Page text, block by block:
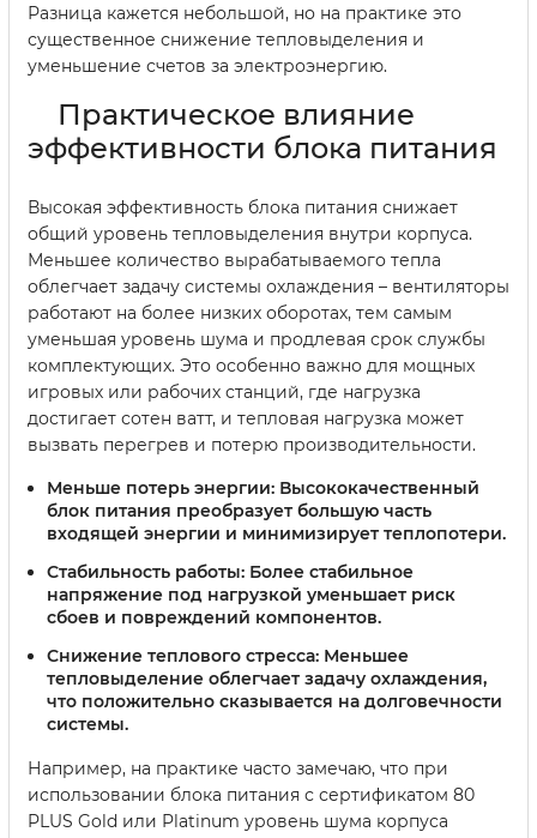
Разница кажется небольшой, но на практике это
существенное снижение тепловыделения и
уменьшение счетов за электроэнергию.
Практическое влияние
эффективности блока питания
Высокая эффективность блока питания снижает
общий уровень тепловыделения внутри корпуса.
Меньшее количество вырабатываемого тепла
облегчает задачу системы охлаждения – вентиляторы
работают на более низких оборотах, тем самым
уменьшая уровень шума и продлевая срок службы
комплектующих. Это особенно важно для мощных
игровых или рабочих станций, где нагрузка
достигает сотен ватт, и тепловая нагрузка может
вызвать перегрев и потерю производительности.
Меньше потерь энергии: Высококачественный
блок питания преобразует большую часть
входящей энергии и минимизирует теплопотери.
Стабильность работы: Более стабильное
напряжение под нагрузкой уменьшает риск
сбоев и повреждений компонентов.
Снижение теплового стресса: Меньшее
тепловыделение облегчает задачу охлаждения,
что положительно сказывается на долговечности
системы.
Например, на практике часто замечаю, что при
использовании блока питания с сертификатом 80
PLUS Gold или Platinum уровень шума корпуса